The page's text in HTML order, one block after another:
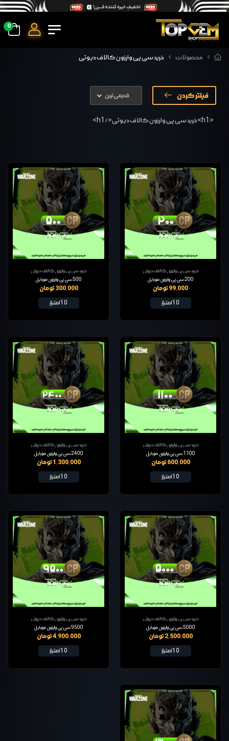
0
محصولات خرید سی پی وارزون کالاف دیوتی
فیلتر کردن
<h1>خرید سی پی وارزون کالاف دیوتی</h1>
خرید سی پی وارزون کالاف دیوتی
200 سی پی وارزون موبایل
99,000 تومان
10 امتیاز
خرید سی پی وارزون کالاف دیوتی
500 سی پی وارزون موبایل
300,000 تومان
10 امتیاز
خرید سی پی وارزون کالاف دیوتی
1100 سی پی وارزون موبایل
600,000 تومان
10 امتیاز
خرید سی پی وارزون کالاف دیوتی
2400 سی پی وارزون موبایل
1,300,000 تومان
10 امتیاز
خرید سی پی وارزون کالاف دیوتی
5000 سی پی وارزون موبایل
2,500,000 تومان
10 امتیاز
خرید سی پی وارزون کالاف دیوتی
9500 سی پی وارزون موبایل
4,900,000 تومان
10 امتیاز